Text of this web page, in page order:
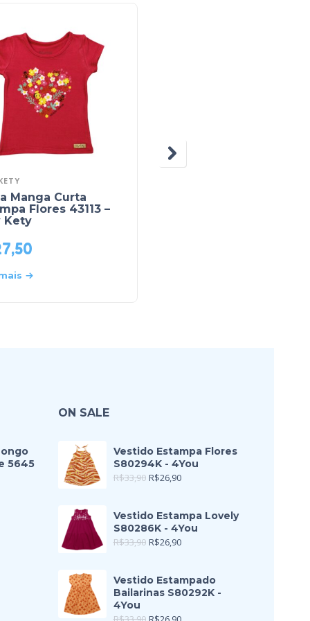
Manga Curta
Flores 43113 –
Kety
5645
ON SALE
Vestido Estampa Flores
S80294K - 4You
R$33,90 R$26,90
Vestido Estampa Lovely
S80286K - 4You
R$33,90 R$26,90
Vestido Estampado
Bailarinas S80292K -
4You